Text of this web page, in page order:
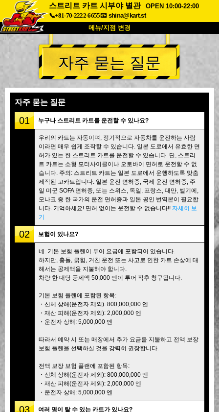
스트리트 카트 시부야 별관
OPEN 10:00-22:00
📞+81-70-2222-6655📧 shina@kart.st
메뉴/지점 변경
최상단
소개 사양 가격
회사 정보
도쿄 시나가와 #1 도쿄 아키하바라#1
도쿄 아키하바라#2 도쿄 시부야
도쿄 시부야 애넥스 도쿄 베이
도쿄 아사쿠사 오사카
오키나와
자주 묻는 질문
자주 묻는 질문
01 누구나 스트리트 카트를 운전할 수 있나요?
우리의 카트는 자동이며, 정기적으로 자동차를 운전하는 사람
이라면 매우 쉽게 조작할 수 있습니다. 일본 도로에서 유효한 면
허가 있는 한 스트리트 카트를 운전할 수 있습니다. 단, 스트리
트 카트는 소형 모터사이클이나 오토바이 면허로 운전할 수 없
습니다. 주의: 스트리트 카트는 일본 도로에서 운행하도록 맞춤
제작된 고카트입니다. 일본 운전 면허증, 국제 운전 면허증, 주
일 미군 SOFA 면허증, 또는 스위스, 독일, 프랑스, 대만, 벨기에,
모나코 중 한 국가의 운전 면허증과 일본 공인 번역본이 필요합
니다. 기억하세요! 면허 없이는 운전할 수 없습니다!! 자세히 보
기
02 보험이 있나요?
네. 기본 보험 플랜이 투어 요금에 포함되어 있습니다.
하지만, 충돌, 긁힘, 거친 운전 또는 사고로 인한 카트 손상에 대
해서는 공제액을 지불해야 합니다.
차량 한 대당 공제액 50,000 엔이 투어 직후 청구됩니다.
기본 보험 플랜에 포함된 항목:
・신체 상해(운전자 제외): 800,000,000 엔
・재산 피해(운전자 제외): 2,000,000 엔
・운전자 상해: 5,000,000 엔
따라서 예약 시 또는 매장에서 추가 요금을 지불하고 전액 보장
보험 플랜을 선택하실 것을 강력히 권장합니다.
전액 보장 보험 플랜에 포함된 항목:
・신체 상해(운전자 제외): 800,000,000 엔
・재산 피해(운전자 제외): 2,000,000 엔
・운전자 상해: 5,000,000 엔
03 여러 명이 탈 수 있는 카트가 있나요?